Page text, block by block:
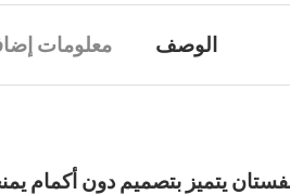
الوصف معلومات
يتميز بتصميم دون أكمام